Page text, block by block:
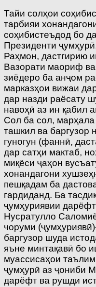
Тайи солҳои
тарбияи
соҳибистеъдод бо
Президенти
Раҳмон, дастгирию
Вазорати маориф
зиёдеро ба анҷом
марказҳои вижаи
дар назди раёсату
навоҳӣ аз ин қабил
Сол ба сол,
ташкил ва баргузор
гуногун (фаннӣ,
дар сатҳи мактаб,
миқёси ҷаҳон
хонандагони
пешқадам ба
гардиданд. Ба
ҷумҳуриявии
Нусратулло
чоруми
баргузор шуда
яъне минтақавӣ бо
муассисаҳои
ҷумҳурӣ аз ҷониби
дарёфт ва рушди